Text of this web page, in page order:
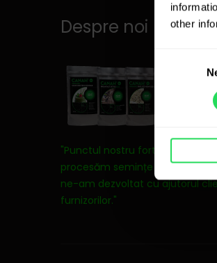
other
Despre noi
"Punctul nostru forte este faptul
procesăm semințe de cânepă
ne-am dezvoltat cu ajutorul
furnizorilor."